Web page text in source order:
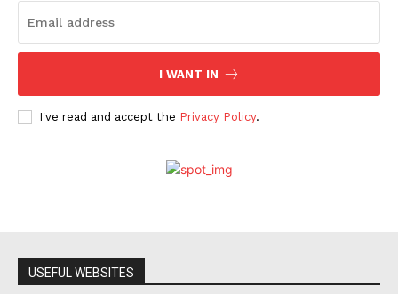
I WANT IN
I've read and accept the Privacy Policy.
USEFUL WEBSITES